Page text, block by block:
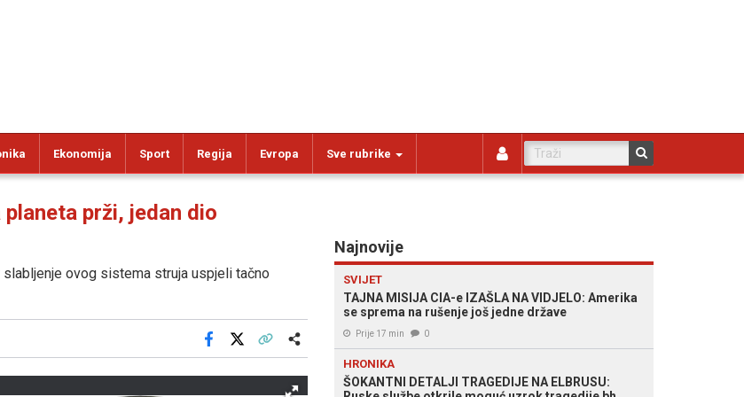
Ekonomija Sport Regija Evropa Sve rubrike
prži, jedan dio
ovog sistema struja uspjeli tačno
Facebook
Najnovije
SVIJET
TAJNA MISIJA CIA-e IZAŠLA NA VIDJELO: Amerika
se sprema na rušenje još jedne države
Prije 17 min 0
HRONIKA
ŠOKANTNI DETALJI TRAGEDIJE NA ELBRUSU: